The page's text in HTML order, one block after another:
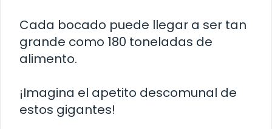
Cada bocado puede llegar a ser tan
grande como 180 toneladas de
alimento.
¡Imagina el apetito descomunal de
estos gigantes!